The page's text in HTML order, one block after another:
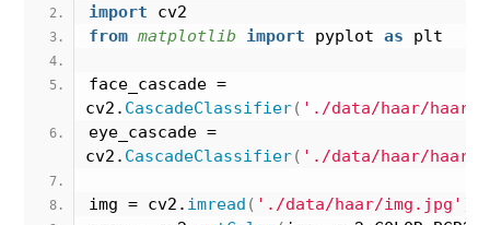
import cv2
from matplotlib import pyplot as plt
face_cascade =
cv2. CascadeClassifier( './data/haar/
eye_cascade =
cv2. CascadeClassifier( './data/haar/
img = cv2. imread ( './data/haar/img.jpg' )